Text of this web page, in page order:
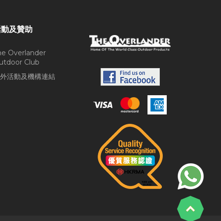
及贊助
Overlander
Club
活動及機構連結